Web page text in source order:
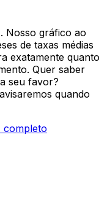
Nosso gráfico ao
de taxas médias
exatamente quanto
Quer saber
seu favor?
quando
completo